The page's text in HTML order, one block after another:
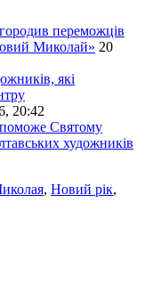
переможців
Миколай» 20
які
20:42
Святому
художників
, Новий рік,